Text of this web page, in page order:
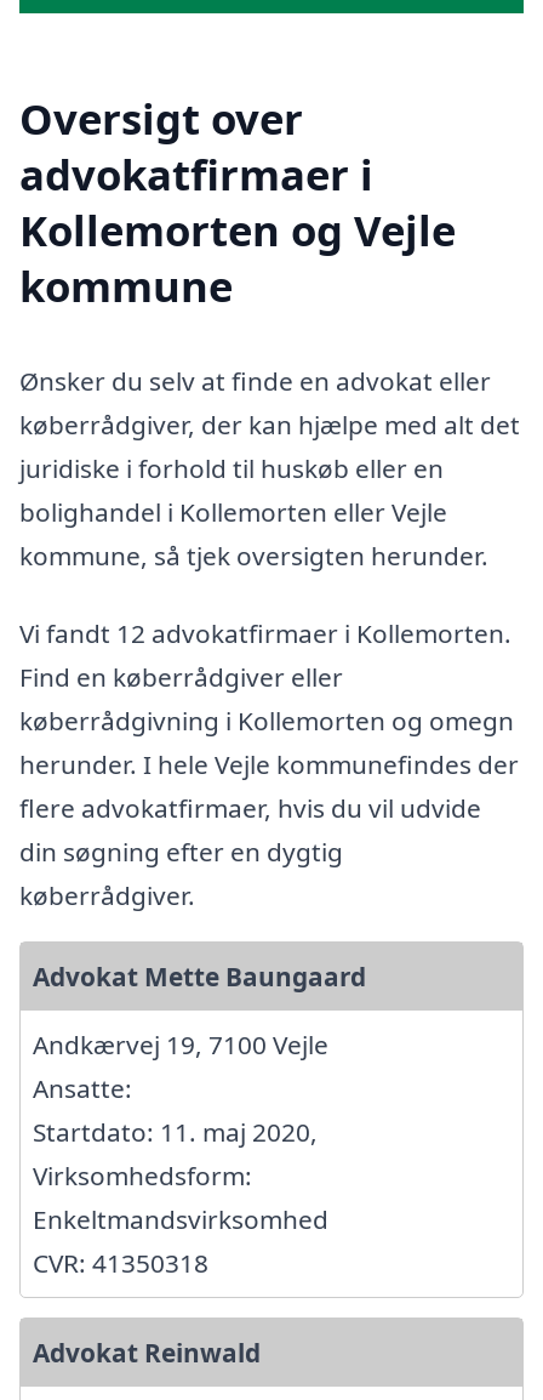
Oversigt over
advokatfirmaer i
Kollemorten og Vejle
kommune
Ønsker du selv at finde en advokat eller
køberrådgiver, der kan hjælpe med alt det
juridiske i forhold til huskøb eller en
bolighandel i Kollemorten eller Vejle
kommune, så tjek oversigten herunder.
Vi fandt 12 advokatfirmaer i Kollemorten.
Find en køberrådgiver eller
køberrådgivning i Kollemorten og omegn
herunder. I hele Vejle kommunefindes der
flere advokatfirmaer, hvis du vil udvide
din søgning efter en dygtig
køberrådgiver.
Advokat Mette Baungaard
Andkærvej 19, 7100 Vejle
Ansatte:
Startdato: 11. maj 2020,
Virksomhedsform:
Enkeltmandsvirksomhed
CVR: 41350318
Advokat Reinwald